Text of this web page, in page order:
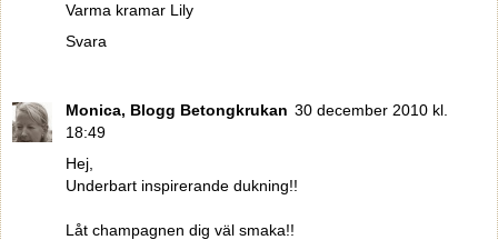
Varma kramar Lily
Svara
Monica, Blogg Betongkrukan 30 december 2010 kl.
18:49
Hej,
Underbart inspirerande dukning!!
Låt champagnen dig väl smaka!!